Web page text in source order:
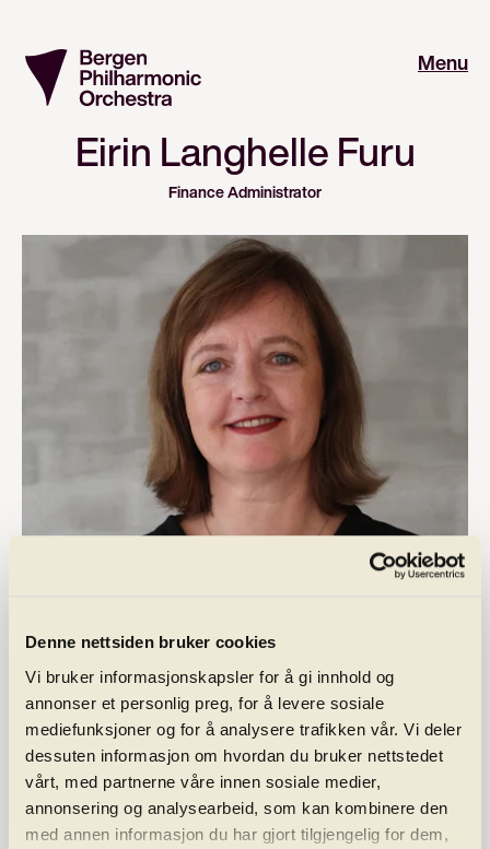
Denne nettsiden bruker cookies
Vi bruker informasjonskapsler for å gi innhold og
annonser et personlig preg, for å levere sosiale
mediefunksjoner og for å analysere trafikken vår. Vi deler
dessuten informasjon om hvordan du bruker nettstedet
vårt, med partnerne våre innen sosiale medier,
annonsering og analysearbeid, som kan kombinere den
med annen informasjon du har gjort tilgjengelig for dem,
Menu
Eirin Langhelle Furu
Finance Administrator
E-post:
eirin@harmonien.no